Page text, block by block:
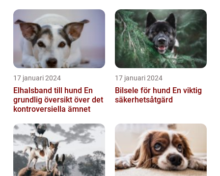
17 januari 2024
Elhalsband till hund En
grundlig översikt över det
kontroversiella ämnet
17 januari 2024
Bilsele för hund En viktig
säkerhetsåtgärd